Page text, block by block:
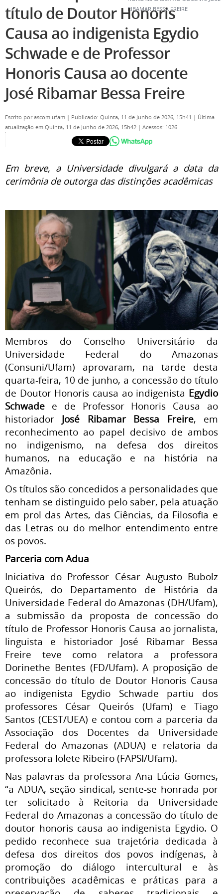
RIBAMAR BESSA FREIRE
título de Doutor Honoris
Causa ao indigenista Egydio
Schwade e de Professor
Honoris Causa ao docente
José Ribamar Bessa Freire
Escrito porascom.ufam | Publicado: Quinta, 11 de Junho de 2026, 15h41 | Última
atualização em Quinta, 11 de Junho de 2026, 15h42 | Acessos: 1026
Em breve, a Universidade divulgará a data da
cerimônia de outorga das distinções acadêmicas
Membros do Conselho Universitário da
Universidade Federal do Amazonas
(Consuni/Ufam) aprovaram, na tarde desta
quarta-feira, 10 de junho, a concessão do título
de Doutor Honoris causa ao indigenista Egydio
Schwade e de Professor Honoris Causa ao
historiador José Ribamar Bessa Freire, em
reconhecimento ao papel decisivo de ambos
no indigenismo, na defesa dos direitos
humanos, na educação e na história na
Amazônia.
Os títulos são concedidos a personalidades que
tenham se distinguido pelo saber, pela atuação
em prol das Artes, das Ciências, da Filosofia e
das Letras ou do melhor entendimento entre
os povos.
Parceria com Adua
Iniciativa do Professor César Augusto Bubolz
Queirós, do Departamento de História da
Universidade Federal do Amazonas (DH/Ufam),
a submissão da proposta de concessão do
título de Professor Honoris Causa ao jornalista,
linguista e historiador José Ribamar Bessa
Freire teve como relatora a professora
Dorinethe Bentes (FD/Ufam). A proposição de
concessão do título de Doutor Honoris Causa
ao indigenista Egydio Schwade partiu dos
professores César Queirós (Ufam) e Tiago
Santos (CEST/UEA) e contou com a parceria da
Associação dos Docentes da Universidade
Federal do Amazonas (ADUA) e relatoria da
professora Iolete Ribeiro (FAPSI/Ufam).
Nas palavras da professora Ana Lúcia Gomes,
“a ADUA, seção sindical, sente-se honrada por
ter solicitado à Reitoria da Universidade
Federal do Amazonas a concessão do título de
doutor honoris causa ao indigenista Egydio. O
pedido reconhece sua trajetória dedicada à
defesa dos direitos dos povos indígenas, à
promoção do diálogo intercultural e às
contribuições acadêmicas e práticas para a